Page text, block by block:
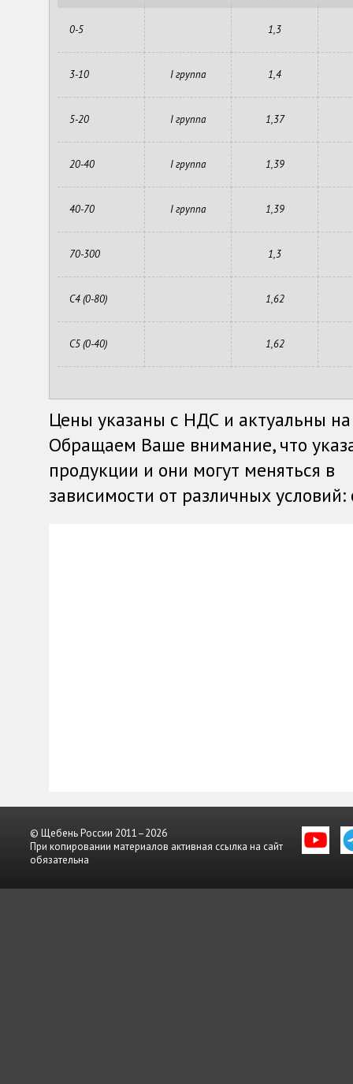
0-5 1,3
3-10 I группа 1,4
5-20 I группа 1,37
20-40 I группа 1,39
40-70 I группа 1,39
70-300 1,3
С4 (0-80) 1,62
С5 (0-40) 1,62
Цены указаны с НДС и актуальны
Обращаем Ваше внимание, что
продукции и они могут меняться в
зависимости от различных
© Щебень России 2011–2026
При копировании материалов активная ссылка на сайт
обязательна